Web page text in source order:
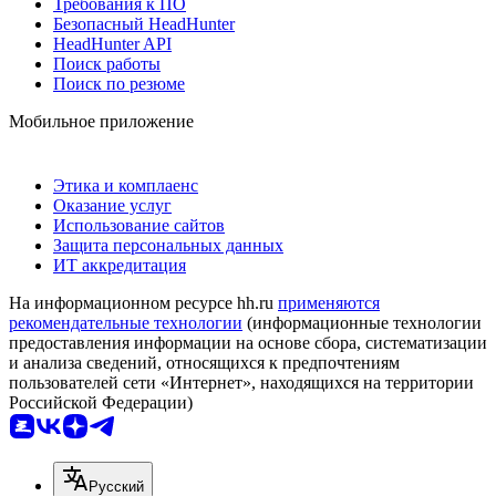
Безопасный HeadHunter
HeadHunter API
Поиск работы
Поиск по резюме
Мобильное приложение
Этика и комплаенс
Оказание услуг
Использование сайтов
Защита персональных данных
ИТ аккредитация
На информационном ресурсе hh.ru применяются
рекомендательные технологии (информационные технологии
предоставления информации на основе сбора, систематизации
и анализа сведений, относящихся к предпочтениям
пользователей сети «Интернет», находящихся на территории
Российской Федерации)
Русский